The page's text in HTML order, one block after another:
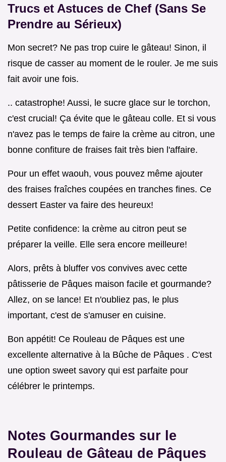
Trucs et Astuces de Chef (Sans Se
Prendre au Sérieux)
Mon secret? Ne pas trop cuire le gâteau! Sinon, il
risque de casser au moment de le rouler. Je me suis
fait avoir une fois.
.. catastrophe! Aussi, le sucre glace sur le torchon,
c'est crucial! Ça évite que le gâteau colle. Et si vous
n'avez pas le temps de faire la crème au citron, une
bonne confiture de fraises fait très bien l'affaire.
Pour un effet waouh, vous pouvez même ajouter
des fraises fraîches coupées en tranches fines. Ce
dessert Easter va faire des heureux!
Petite confidence: la crème au citron peut se
préparer la veille. Elle sera encore meilleure!
Alors, prêts à bluffer vos convives avec cette
pâtisserie de Pâques maison facile et gourmande?
Allez, on se lance! Et n'oubliez pas, le plus
important, c'est de s'amuser en cuisine.
Bon appétit! Ce Rouleau de Pâques est une
excellente alternative à la Bûche de Pâques . C'est
une option sweet savory qui est parfaite pour
célébrer le printemps.
Notes Gourmandes sur le
Rouleau de Gâteau de Pâques